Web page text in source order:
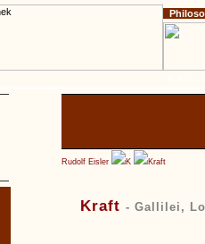
Rudolf Eisler K Kraft
Kraft - Gallilei,